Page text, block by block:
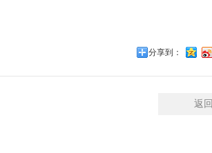
分享到：
返回